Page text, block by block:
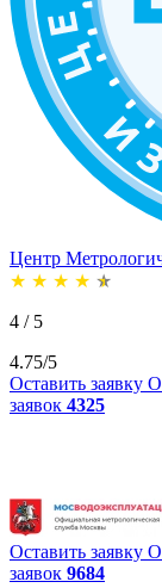
Центр
★ ★ ★ ★ ★
4 / 5
4.75/5
Оставить заявку
заявок 4325
Оставить заявку
заявок 9684